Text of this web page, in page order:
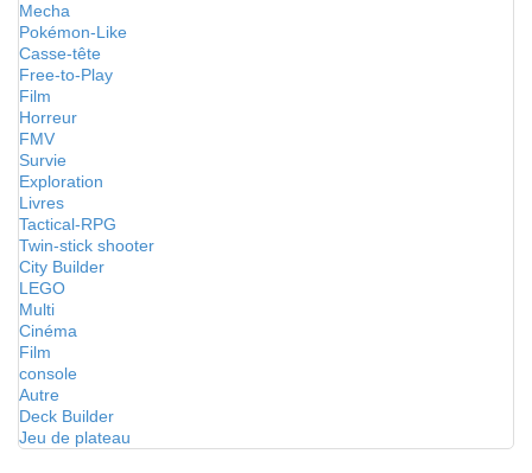
Mecha
Pokémon-Like
Casse-tête
Free-to-Play
Film
Horreur
FMV
Survie
Exploration
Livres
Tactical-RPG
Twin-stick shooter
City Builder
LEGO
Multi
Cinéma
Film
console
Autre
Deck Builder
Jeu de plateau